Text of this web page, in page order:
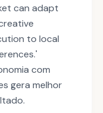
can adapt
to local
com
gera melhor